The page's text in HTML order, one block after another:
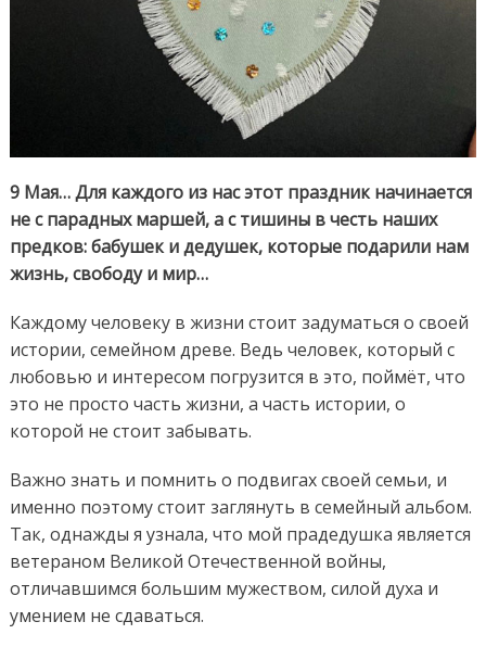
9 Мая… Для каждого из нас этот праздник начинается
не с парадных маршей, а с тишины в честь наших
предков: бабушек и дедушек, которые подарили нам
жизнь, свободу и мир…
Каждому человеку в жизни стоит задуматься о своей
истории, семейном древе. Ведь человек, который с
любовью и интересом погрузится в это, поймёт, что
это не просто часть жизни, а часть истории, о
которой не стоит забывать.
Важно знать и помнить о подвигах своей семьи, и
именно поэтому стоит заглянуть в семейный альбом.
Так, однажды я узнала, что мой прадедушка является
ветераном Великой Отечественной войны,
отличавшимся большим мужеством, силой духа и
умением не сдаваться.